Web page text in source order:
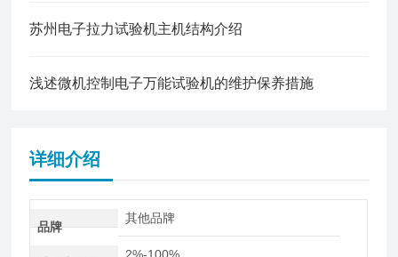
苏州电子拉力试验机主机结构介绍
浅述微机控制电子万能试验机的维护保养措施
详细介绍
品牌
其他品牌